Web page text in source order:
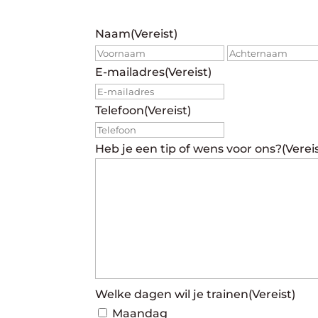
Naam(Vereist)
Voornaam
E-mailadres(Vereist)
Telefoon(Vereist)
Heb je een tip of wens voor ons?
Welke dagen wil je trainen(Vereist)
Maandag